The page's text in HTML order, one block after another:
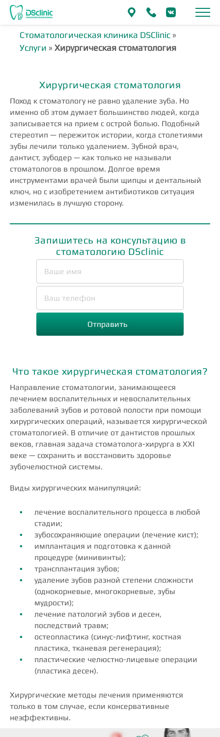
Стоматологическая клиника DSClinic »
Услуги » Хирургическая стоматология
Хирургическая стоматология
Поход к стоматологу не равно удаление зуба. Но
именно об этом думает большинство людей, когда
записывается на прием с острой болью. Подобный
стереотип — пережиток истории, когда столетиями
зубы лечили только удалением. Зубной врач,
дантист, зубодер — как только не называли
стоматологов в прошлом. Долгое время
инструментами врачей были щипцы и дентальный
ключ, но с изобретением антибиотиков ситуация
изменилась в лучшую сторону.
Запишитесь на консультацию в
стоматологию DSclinic
Что такое хирургическая стоматология?
Направление стоматологии, занимающееся
лечением воспалительных и невоспалительных
заболеваний зубов и ротовой полости при помощи
хирургических операций, называется хирургической
стоматологией. В отличие от дантистов прошлых
веков, главная задача стоматолога-хирурга в XXI
веке — сохранить и восстановить здоровье
зубочелюстной системы.
Виды хирургических манипуляций:
лечение воспалительного процесса в любой
стадии;
зубосохраняющие операции (лечение кист);
имплантация и подготовка к данной
процедуре (минивинты);
трансплантация зубов;
удаление зубов разной степени сложности
(однокорневые, многокорневые, зубы
мудрости);
лечение патологий зубов и десен,
последствий травм;
остеопластика (синус-лифтинг, костная
пластика, тканевая регенерация);
пластические челюстно-лицевые операции
(пластика десен).
Хирургические методы лечения применяются
только в том случае, если консервативные
неэффективны.